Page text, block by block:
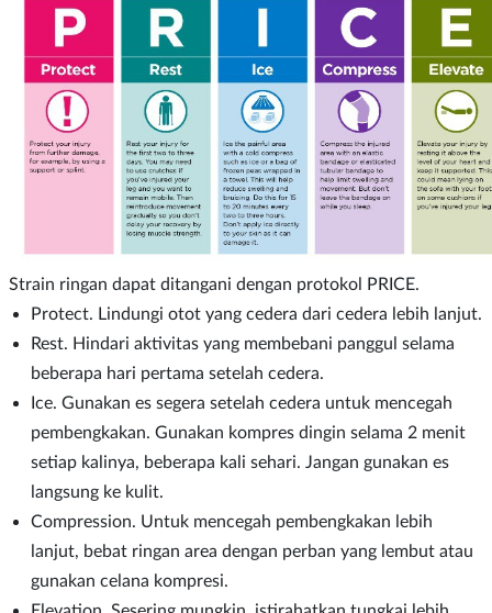
Strain ringan dapat ditangani dengan protokol PRICE.
Protect. Lindungi otot yang cedera dari cedera lebih lanjut.
Rest. Hindari aktivitas yang membebani panggul selama
beberapa hari pertama setelah cedera.
Ice. Gunakan es segera setelah cedera untuk mencegah
pembengkakan. Gunakan kompres dingin selama 2 menit
setiap kalinya, beberapa kali sehari. Jangan gunakan es
langsung ke kulit.
Compression. Untuk mencegah pembengkakan lebih
lanjut, bebat ringan area dengan perban yang lembut atau
gunakan celana kompresi.